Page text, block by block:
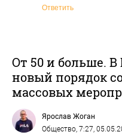
Ответить
От 50 и больше. В
новый порядок
массовых
Ярослав Жоган
Общество , 7:27,